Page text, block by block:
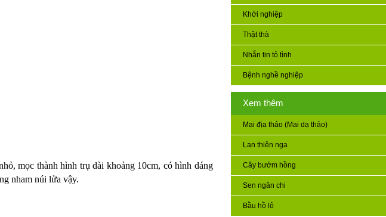
Khởi nghiệp
Thật thà
Nhắn tin tỏ tình
Bệnh nghề nghiệp
Xem thêm
Mai địa thảo (Mai dạ thảo)
Lan thiên nga
Cây bướm hồng
Sen ngân chi
Bầu hồ lô
mọc thành hình trụ dài khoảng 10cm, có hình dáng
nham núi lửa vậy.